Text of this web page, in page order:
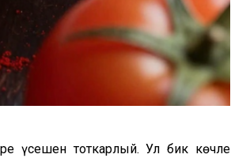
үсешен тоткарлый. Ул бик көчле